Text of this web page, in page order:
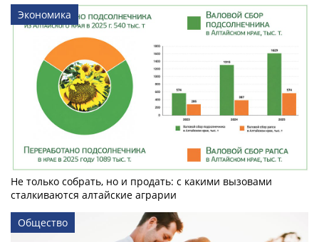
Экономика
Не только собрать, но и продать: с какими вызовами
сталкиваются алтайские аграрии
Общество